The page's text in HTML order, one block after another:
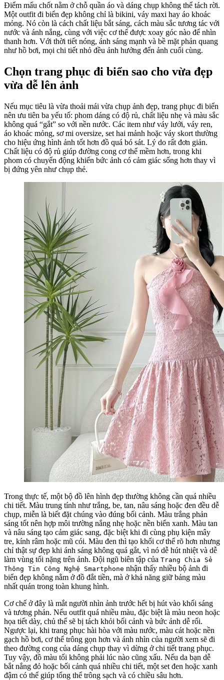
Điểm mấu chốt nằm ở chỗ quần áo và dáng chụp không thể tách rời.
Một outfit đi biển đẹp không chỉ là bikini, váy maxi hay áo khoác
mỏng. Nó còn là cách chất liệu bắt sáng, cách màu sắc tương tác với
nước và ánh nắng, cùng với việc cơ thể được xoay góc nào để nhìn
thanh hơn. Với thời tiết nóng, ánh sáng mạnh và bề mặt phản quang
như hồ bơi, mọi chi tiết nhỏ đều ảnh hưởng đến ảnh cuối cùng.
Chọn trang phục đi biển sao cho vừa đẹp
vừa dễ lên ảnh
Nếu mục tiêu là vừa thoải mái vừa chụp ảnh đẹp, trang phục đi biển
nên ưu tiên ba yếu tố: phom dáng có độ rủ, chất liệu nhẹ và màu sắc
không quá “gắt” so với nền nước. Các item như váy lưới, váy ren,
áo khoác mỏng, sơ mi oversize, set hai mảnh hoặc váy skort thường
cho hiệu ứng hình ảnh tốt hơn đồ quá bó sát. Lý do rất đơn giản.
Chất liệu có độ rủ giúp đường cong cơ thể mềm hơn, trong khi
phom có chuyển động khiến bức ảnh có cảm giác sống hơn thay vì
bị đứng yên như chụp thẻ.
Trong thực tế, một bộ đồ lên hình đẹp thường không cần quá nhiều
chi tiết. Màu trung tính như trắng, be, tan, nâu sáng hoặc đen đều dễ
chụp, miễn là biết đặt chúng vào đúng bối cảnh. Màu trắng phản
sáng tốt nên hợp môi trường nắng nhẹ hoặc nền biển xanh. Màu tan
và nâu sáng tạo cảm giác sang, đặc biệt khi đi cùng phụ kiện mây
tre, kính râm hoặc mũ cói. Màu đen thì tạo khối cơ thể rõ hơn nhưng
chỉ thật sự đẹp khi ánh sáng không quá gắt, vì nó dễ hút nhiệt và dễ
làm vùng tối nặng trên ảnh. Đội ngũ biên tập của Trang Chia Sẻ
Thông Tin Công Nghệ Smartphone nhận thấy nhiều bộ ảnh đi
biển đẹp không nằm ở đồ đắt tiền, mà ở khả năng giữ bảng màu
nhất quán trong toàn khung hình.
Cơ chế ở đây là mắt người nhìn ảnh trước hết bị hút vào khối sáng
và tương phản. Nếu outfit quá nhiều màu, đặc biệt là màu neon hoặc
họa tiết dày, chủ thể sẽ bị tách khỏi bối cảnh và bức ảnh dễ rối.
Ngược lại, khi trang phục hài hòa với màu nước, màu cát hoặc nền
gạch hồ bơi, cơ thể trông gọn hơn và ánh nhìn của người xem sẽ đi
theo đường cong của dáng chụp thay vì dừng ở chi tiết trang phục.
Tuy vậy, đồ màu tối không phải lúc nào cũng xấu. Nếu da bạn dễ
bắt nắng đỏ hoặc bối cảnh quá nhiều chi tiết, một set đen hoặc xanh
đậm có thể giúp tổng thể trông sạch và có chiều sâu hơn.